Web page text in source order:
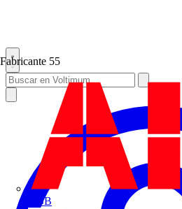
Fabricante 55
ABB